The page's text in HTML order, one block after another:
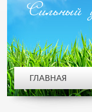
Сильный
ГЛАВНАЯ